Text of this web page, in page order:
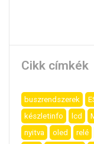
Cikk címkék
buszrendszerek
készletinfo
lcd
nyitva
oled relé